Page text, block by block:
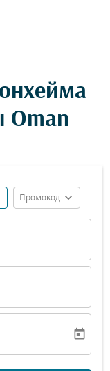
Oman
Промокод expand_more
today